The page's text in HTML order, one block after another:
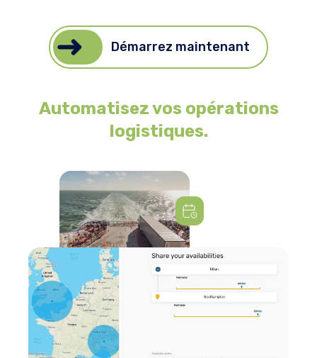
Démarrez maintenant
Automatisez vos opérations
logistiques.